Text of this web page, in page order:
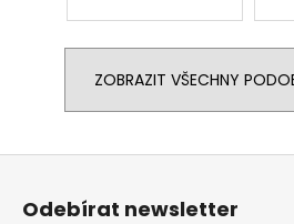
ZOBRAZIT VŠECHNY
Z
Odebírat newsletter